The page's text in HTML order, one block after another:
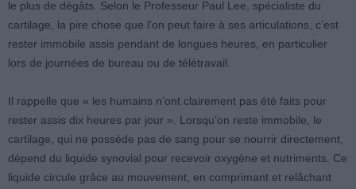
le plus de dégâts. Selon le Professeur Paul Lee, spécialiste du
cartilage, la pire chose que l’on peut faire à ses articulations, c’est
rester immobile assis pendant de longues heures, en particulier
lors de journées de bureau ou de télétravail.
Il rappelle que « les humains n’ont clairement pas été faits pour
rester assis dix heures par jour ». Lorsqu’on reste immobile, le
cartilage, qui ne possède pas de sang pour se nourrir directement,
dépend du liquide synovial pour recevoir oxygène et nutriments. Ce
liquide circule grâce au mouvement, en comprimant et relâchant